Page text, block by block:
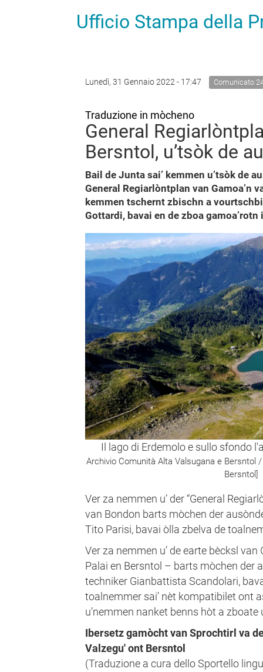
Ufficio Stampa della
Lunedì, 31 Gennaio 2022 - 17:47 Comunicato
Traduzione in mòcheno
General
Bersntol, u’tsòk de
Bail de Junta sai’ kemmen u’tsòk de
General Regiarlòntplan van Gamoa’n
kemmen tschernt zbischn a
Gottardi, bavai en de zboa
Il lago di Erdemolo e sullo sfondo
Archivio Comunità Alta Valsugana e Bersntol
Bersntol]
Ver za nemmen u’ der “General
van Bondon barts mòchen der
Tito Parisi, bavai òlla zbelva de
Ver za nemmen u’ de earte bècksl
Palai en Bersntol – barts mòchen der
techniker Gianbattista Scandolari,
toalnemmer sai’ nèt kompatibilet ont
u’nemmen nanket benns hòt a zboate
Ibersetz gamòcht van Sprochtirl va
Valzegu' ont Bersntol
(Traduzione a cura dello Sportello